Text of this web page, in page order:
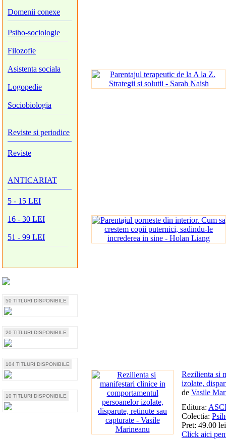
Domenii conexe
Psiho-sociologie
Filozofie
Asistenta sociala
Logopedie
Sociobiologia
Reviste si periodice
Reviste
ANTICARIAT
5 - 15 LEI
16 - 30 LEI
51 - 99 LEI
50 TITLURI DISPONIBILE
20 TITLURI DISPONIBILE
104 TITLURI DISPONIBILE
10 TITLURI DISPONIBILE
Rezilienta si
izolate,
de Vasile
Editura:
Colectia:
Pret: 49.00 lei
Click aici